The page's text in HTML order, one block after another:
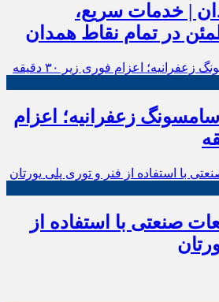
| خدمات سریع،
در تمام نقاط همدان
زعفرانیه؛ اعزام
صنعتی با استفاده از